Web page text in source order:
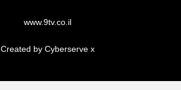
www.9tv.co.il
Created by Cyberserve x